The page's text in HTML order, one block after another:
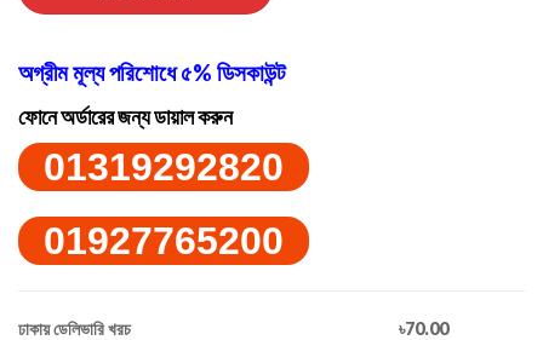
অগ্রীম মূল্য পরিশোধে ৫% ডিসকাউন্ট
ফোনে অর্ডারের জন্য ডায়াল করুন
01319292820
01927765200
ঢাকায় ডেলিভারি খরচ
৳70.00